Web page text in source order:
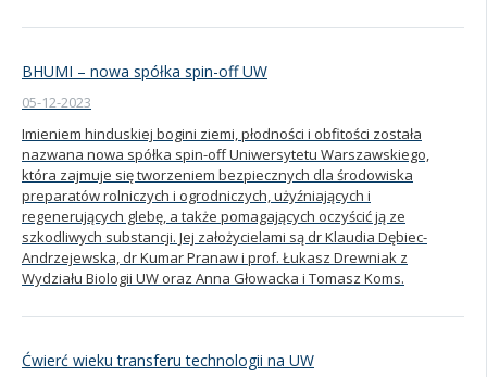
BHUMI – nowa spółka spin-off UW
05-12-2023
Imieniem hinduskiej bogini ziemi, płodności i obfitości została
nazwana nowa spółka spin-off Uniwersytetu Warszawskiego,
która zajmuje się tworzeniem bezpiecznych dla środowiska
preparatów rolniczych i ogrodniczych, użyźniających i
regenerujących glebę, a także pomagających oczyścić ją ze
szkodliwych substancji. Jej założycielami są dr Klaudia Dębiec-
Andrzejewska, dr Kumar Pranaw i prof. Łukasz Drewniak z
Wydziału Biologii UW oraz Anna Głowacka i Tomasz Koms.
Ćwierć wieku transferu technologii na UW